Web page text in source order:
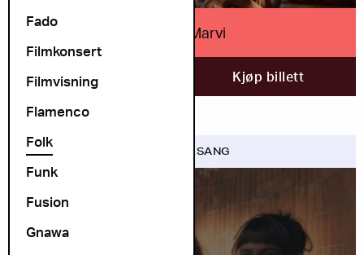
Fado
Filmkonsert
Filmvisning
Flamenco
Folk
Funk
Fusion
Gnawa
Sanam Marvi
28. oktober Kjøp billett
FOLK VISESANG